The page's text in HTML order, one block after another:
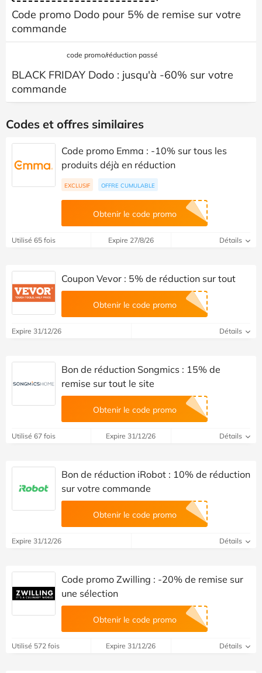
Code promo Dodo pour 5% de remise sur votre
commande
code promo/réduction passé
BLACK FRIDAY Dodo : jusqu'à -60% sur votre
commande
Codes et offres similaires
Code promo Emma : -10% sur tous les
produits déjà en réduction
EXCLUSIF OFFRE CUMULABLE
Obtenir le code promo
Utilisé 65 fois Expire 27/8/26 Détails
Coupon Vevor : 5% de réduction sur tout
Obtenir le code promo
Expire 31/12/26 Détails
Bon de réduction Songmics : 15% de
remise sur tout le site
Obtenir le code promo
Utilisé 67 fois Expire 31/12/26 Détails
Bon de réduction iRobot : 10% de réduction
sur votre commande
Obtenir le code promo
Expire 31/12/26 Détails
Code promo Zwilling : -20% de remise sur
une sélection
Obtenir le code promo
Utilisé 572 fois Expire 31/12/26 Détails